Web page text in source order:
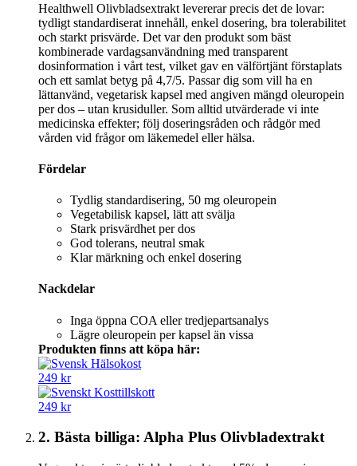
Healthwell Olivbladsextrakt levererar precis det de lovar:
tydligt standardiserat innehåll, enkel dosering, bra tolerabilitet
och starkt prisvärde. Det var den produkt som bäst
kombinerade vardagsanvändning med transparent
dosinformation i vårt test, vilket gav en välförtjänt förstaplats
och ett samlat betyg på 4,7/5. Passar dig som vill ha en
lättanvänd, vegetarisk kapsel med angiven mängd oleuropein
per dos – utan krusiduller. Som alltid utvärderade vi inte
medicinska effekter; följ doseringsråden och rådgör med
vården vid frågor om läkemedel eller hälsa.
Fördelar
Tydlig standardisering, 50 mg oleuropein
Vegetabilisk kapsel, lätt att svälja
Stark prisvärdhet per dos
God tolerans, neutral smak
Klar märkning och enkel dosering
Nackdelar
Inga öppna COA eller tredjepartsanalys
Lägre oleuropein per kapsel än vissa
Produkten finns att köpa här:
249 kr
249 kr
2. Bästa billiga: Alpha Plus Olivbladextrakt